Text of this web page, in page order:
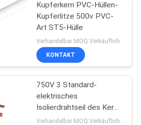
umhülltes
95
76
Kupferkern PVC-Hüllen-
Kupferlitze 500v PVC-
Art ST5-Hülle
Verhandelbar MOQ:Verkäuflich
KONTAKT
750V 3 Standard-
elektrisches
Isolierdrahtseil des Kern-
1.5SQMM
Verhandelbar MOQ:Verkäuflich